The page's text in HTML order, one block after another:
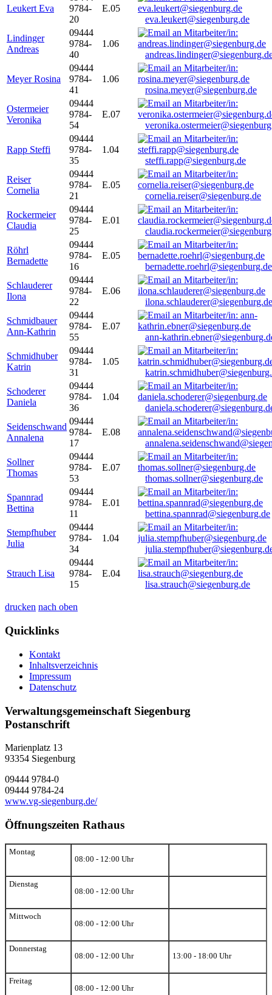
Leukert Eva
9784-
20
E.05
eva.leukert@siegenburg.de
Lindinger
Andreas
09444
9784-
40
1.06
Meyer Rosina
09444
9784-
41
1.06
rosina.meyer@siegenburg.de
Ostermeier
Veronika
09444
9784-
54
E.07
Rapp Steffi
09444
9784-
35
1.04
steffi.rapp@siegenburg.de
Reiser
Cornelia
09444
9784-
21
E.05
cornelia.reiser@siegenburg.de
Rockermeier
Claudia
09444
9784-
25
E.01
Röhrl
Bernadette
09444
9784-
16
E.05
bernadette.roehrl@siegenburg.de
Schlauderer
Ilona
09444
9784-
22
E.06
ilona.schlauderer@siegenburg.de
Schmidbauer
Ann-Kathrin
09444
9784-
55
E.07
ann-
Schmidhuber
Katrin
09444
9784-
31
1.05
Schoderer
Daniela
09444
9784-
36
1.04
Seidenschwand
Annalena
09444
9784-
17
E.08
Sollner
Thomas
09444
9784-
53
E.07
thomas.sollner@siegenburg.de
Spannrad
Bettina
09444
9784-
11
E.01
bettina.spannrad@siegenburg.de
Stempfhuber
Julia
09444
9784-
34
1.04
Strauch Lisa
09444
9784-
15
E.04
lisa.strauch@siegenburg.de
drucken nach oben
Quicklinks
Kontakt
Inhaltsverzeichnis
Impressum
Datenschutz
Verwaltungsgemeinschaft Siegenburg
Postanschrift
Marienplatz 13
93354 Siegenburg
09444 9784-0
09444 9784-24
www.vg-siegenburg.de/
Öffnungszeiten Rathaus
Montag
08:00 - 12:00 Uhr
Dienstag
08:00 - 12:00 Uhr
Mittwoch
08:00 - 12:00 Uhr
Donnerstag
08:00 - 12:00 Uhr
13:00 - 18:00 Uhr
Freitag
08:00 - 12:00 Uhr